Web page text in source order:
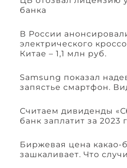
банка
В России
электрического
Китае – 1,1 млн руб.
Samsung показал
запястье смартфон.
Считаем дивиденды
банк заплатит за 2023
Биржевая цена какао-
зашкаливает. Что